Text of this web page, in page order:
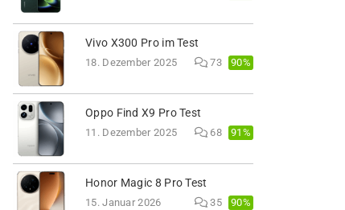
Vivo X300 Pro im Test
18. Dezember 2025 73 90%
Oppo Find X9 Pro Test
11. Dezember 2025 68 91%
Honor Magic 8 Pro Test
15. Januar 2026 35 90%